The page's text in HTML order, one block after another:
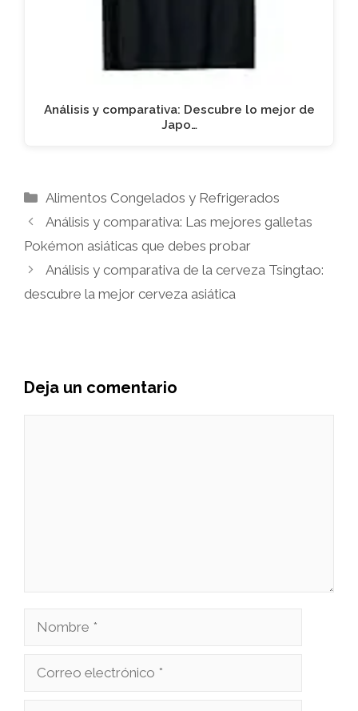
Análisis y comparativa: Descubre lo mejor de
Japo…
Categorías
Alimentos Congelados y Refrigerados
Análisis y comparativa: Las mejores galletas
Pokémon asiáticas que debes probar
Análisis y comparativa de la cerveza Tsingtao:
descubre la mejor cerveza asiática
Deja un comentario
Nombre
Correo